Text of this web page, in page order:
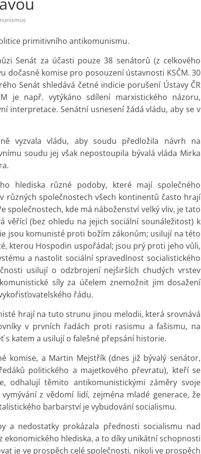
primitivního antikomunismu.
Senát za účasti pouze 38 senátorů (z celkového
komise pro posouzení ústavnosti KSČM. 30
Senát shledává četné indicie porušení Ústavy ČR
je např. vytýkáno sdílení marxistického názoru,
interpretace. Senátní usnesení žádá vládu, aby se v
vyzvala vládu, aby soudu předložila návrh na
soudu jej však nepostoupila bývalá vláda Mirka
hlediska různé podoby, které mají společného
různých společnostech všech kontinentů často hrají
společnostech, kde má náboženství velký vliv, je tato
věřící (bez ohledu na jejich sociální sounáležitost) k
jsou komunisté proti božím zákonům; usilují na této
kterou Hospodin uspořádal; jsou prý proti jeho vůli,
a nastolit sociální spravedlnost socialistického
usilují o odzbrojení nejširších chudých vrstev
síly za účelem znemožnit jim dosažení
řádu.
hrají na tuto strunu jinou melodii, která srovnává
v prvních řadách proti rasismu a fašismu, na
s katem a usilují o falešné přepsání historie.
komise, a Martin Mejstřík (dnes již bývalý senátor,
politického a majetkového převratu), kteří se
odhalují těmito antikomunistickými záměry svoje
z vědomí lidí, zejména mladé generace, že
barbarství je vybudování socialismu.
a nedostatky prokázala přednosti socialismu nad
ekonomického hlediska, a to díky unikátní schopnosti
je ve prospěch celé společnosti, nikoli ve prospěch